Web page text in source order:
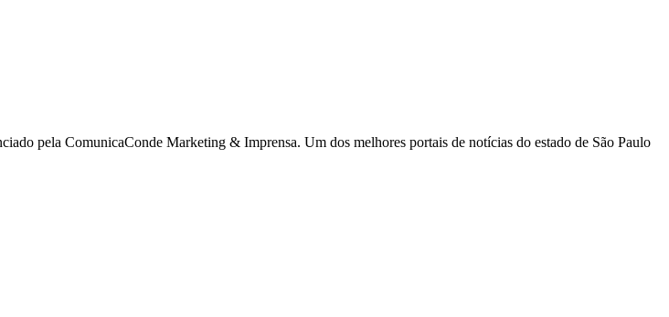
pela ComunicaConde Marketing & Imprensa. Um dos melhores portais de notícias do estado de São Paulo